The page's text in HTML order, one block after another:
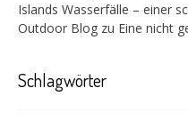
Islands Wasserfälle – einer
Outdoor Blog zu Eine nicht
Schlagwörter